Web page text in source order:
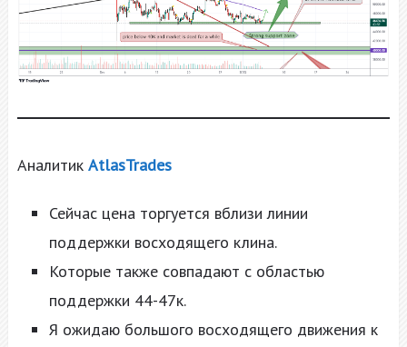
Аналитик AtlasTrades
Сейчас цена торгуется вблизи линии
поддержки восходящего клина.
Которые также совпадают с областью
поддержки 44-47к.
Я ожидаю большого восходящего движения к